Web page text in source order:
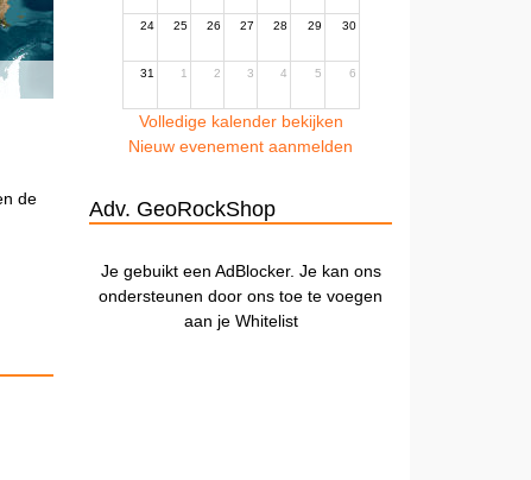
de
24 25 26 27 28 29 30
31 1 2 3 4 5 6
Volledige kalender bekijken
Nieuw evenement aanmelden
Adv. GeoRockShop
Je gebuikt een AdBlocker. Je kan ons
ondersteunen door ons toe te voegen
aan je Whitelist